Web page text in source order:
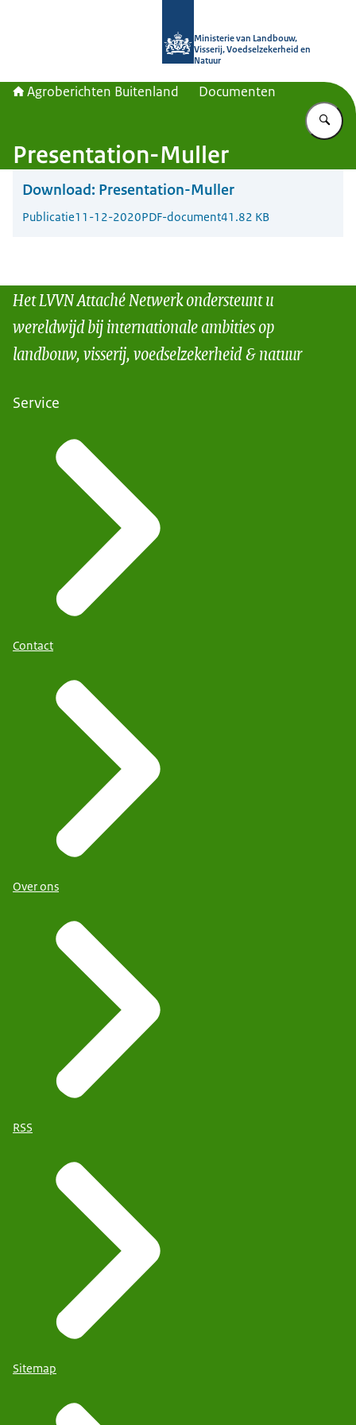
Ministerie van Landbouw,
Visserij, Voedselzekerheid en
Natuur
Agroberichten Buitenland Documenten
Presentation-Muller
Download: Presentation-Muller
Publicatie11-12-2020PDF-document41.82 KB
Het LVVN Attaché Netwerk ondersteunt u
wereldwijd bij internationale ambities op
landbouw, visserij, voedselzekerheid & natuur
Service
Contact
Over ons
RSS
Sitemap